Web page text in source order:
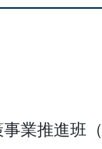
業推進班